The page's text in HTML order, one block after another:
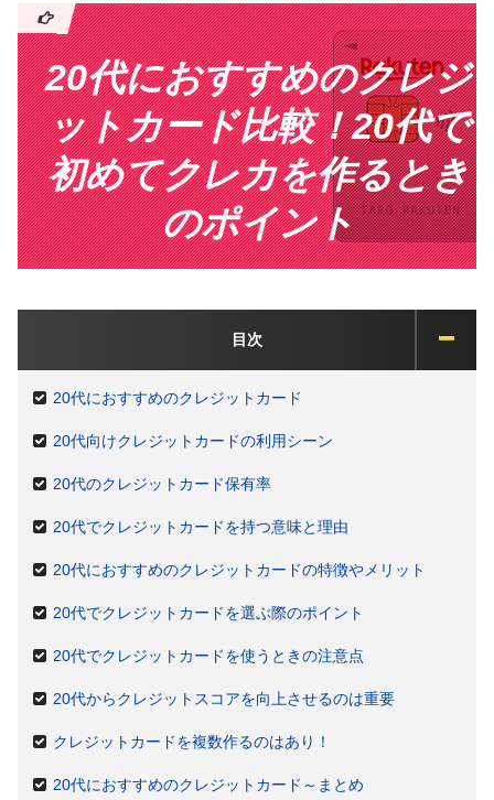
20代におすすめのクレジ
ットカード比較！20代で
初めてクレカを作るとき
のポイント
目次
20代におすすめのクレジットカード
20代向けクレジットカードの利用シーン
20代のクレジットカード保有率
20代でクレジットカードを持つ意味と理由
20代におすすめのクレジットカードの特徴やメリット
20代でクレジットカードを選ぶ際のポイント
20代でクレジットカードを使うときの注意点
20代からクレジットスコアを向上させるのは重要
クレジットカードを複数作るのはあり！
20代におすすめのクレジットカード～まとめ